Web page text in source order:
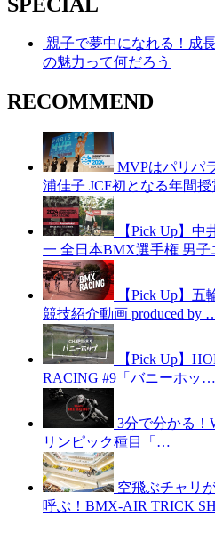
SPECIAL
親子で夢中になれる！成
の魅力って何だろう
RECOMMEND
MVPはパリパ
浦佳子 JCF初となる年間
【Pick Up】
一 全日本BMX選手権 男
【Pick Up】
競技紹介動画 produced by
【Pick Up】
RACING #9「バニーホッ…
3分で分かる！
リンピック種目「…
空飛ぶチャリ
呼ぶ！BMX-AIR TRICK